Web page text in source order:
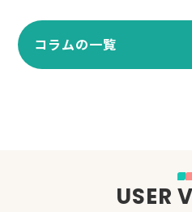
コラムの一覧
USER